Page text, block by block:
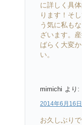
に詳しく具
ります！そ
う気に私も
ざいます。
ばらく大変
い。
mimichi より:
2014年6月16
お久しぶり